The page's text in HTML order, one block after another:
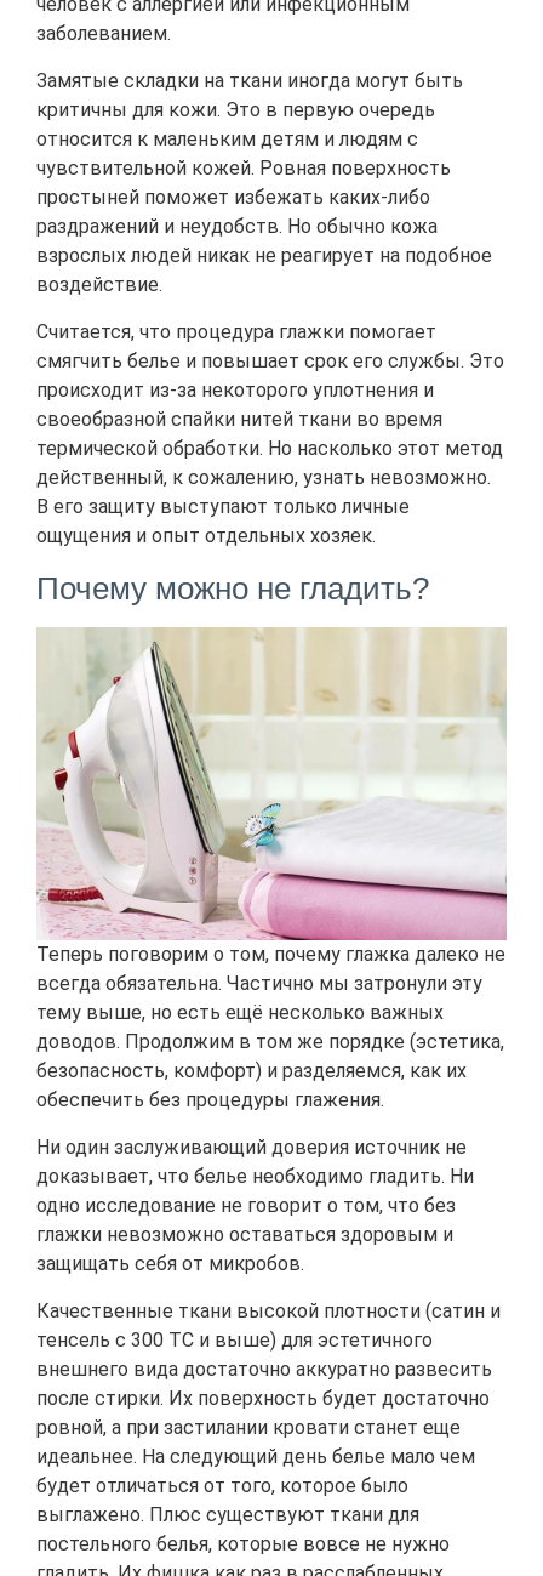
заболеванием.
Замятые складки на ткани иногда могут быть
критичны для кожи. Это в первую очередь
относится к маленьким детям и людям с
чувствительной кожей. Ровная поверхность
простыней поможет избежать каких-либо
раздражений и неудобств. Но обычно кожа
взрослых людей никак не реагирует на подобное
воздействие.
Считается, что процедура глажки помогает
смягчить белье и повышает срок его службы. Это
происходит из-за некоторого уплотнения и
своеобразной спайки нитей ткани во время
термической обработки. Но насколько этот метод
действенный, к сожалению, узнать невозможно.
В его защиту выступают только личные
ощущения и опыт отдельных хозяек.
Почему можно не гладить?
Теперь поговорим о том, почему глажка далеко не
всегда обязательна. Частично мы затронули эту
тему выше, но есть ещё несколько важных
доводов. Продолжим в том же порядке (эстетика,
безопасность, комфорт) и разделяемся, как их
обеспечить без процедуры глажения.
Ни один заслуживающий доверия источник не
доказывает, что белье необходимо гладить. Ни
одно исследование не говорит о том, что без
глажки невозможно оставаться здоровым и
защищать себя от микробов.
Качественные ткани высокой плотности (сатин и
тенсель с 300 ТС и выше) для эстетичного
внешнего вида достаточно аккуратно развесить
после стирки. Их поверхность будет достаточно
ровной, а при застилании кровати станет еще
идеальнее. На следующий день белье мало чем
будет отличаться от того, которое было
выглажено. Плюс существуют ткани для
постельного белья, которые вовсе не нужно